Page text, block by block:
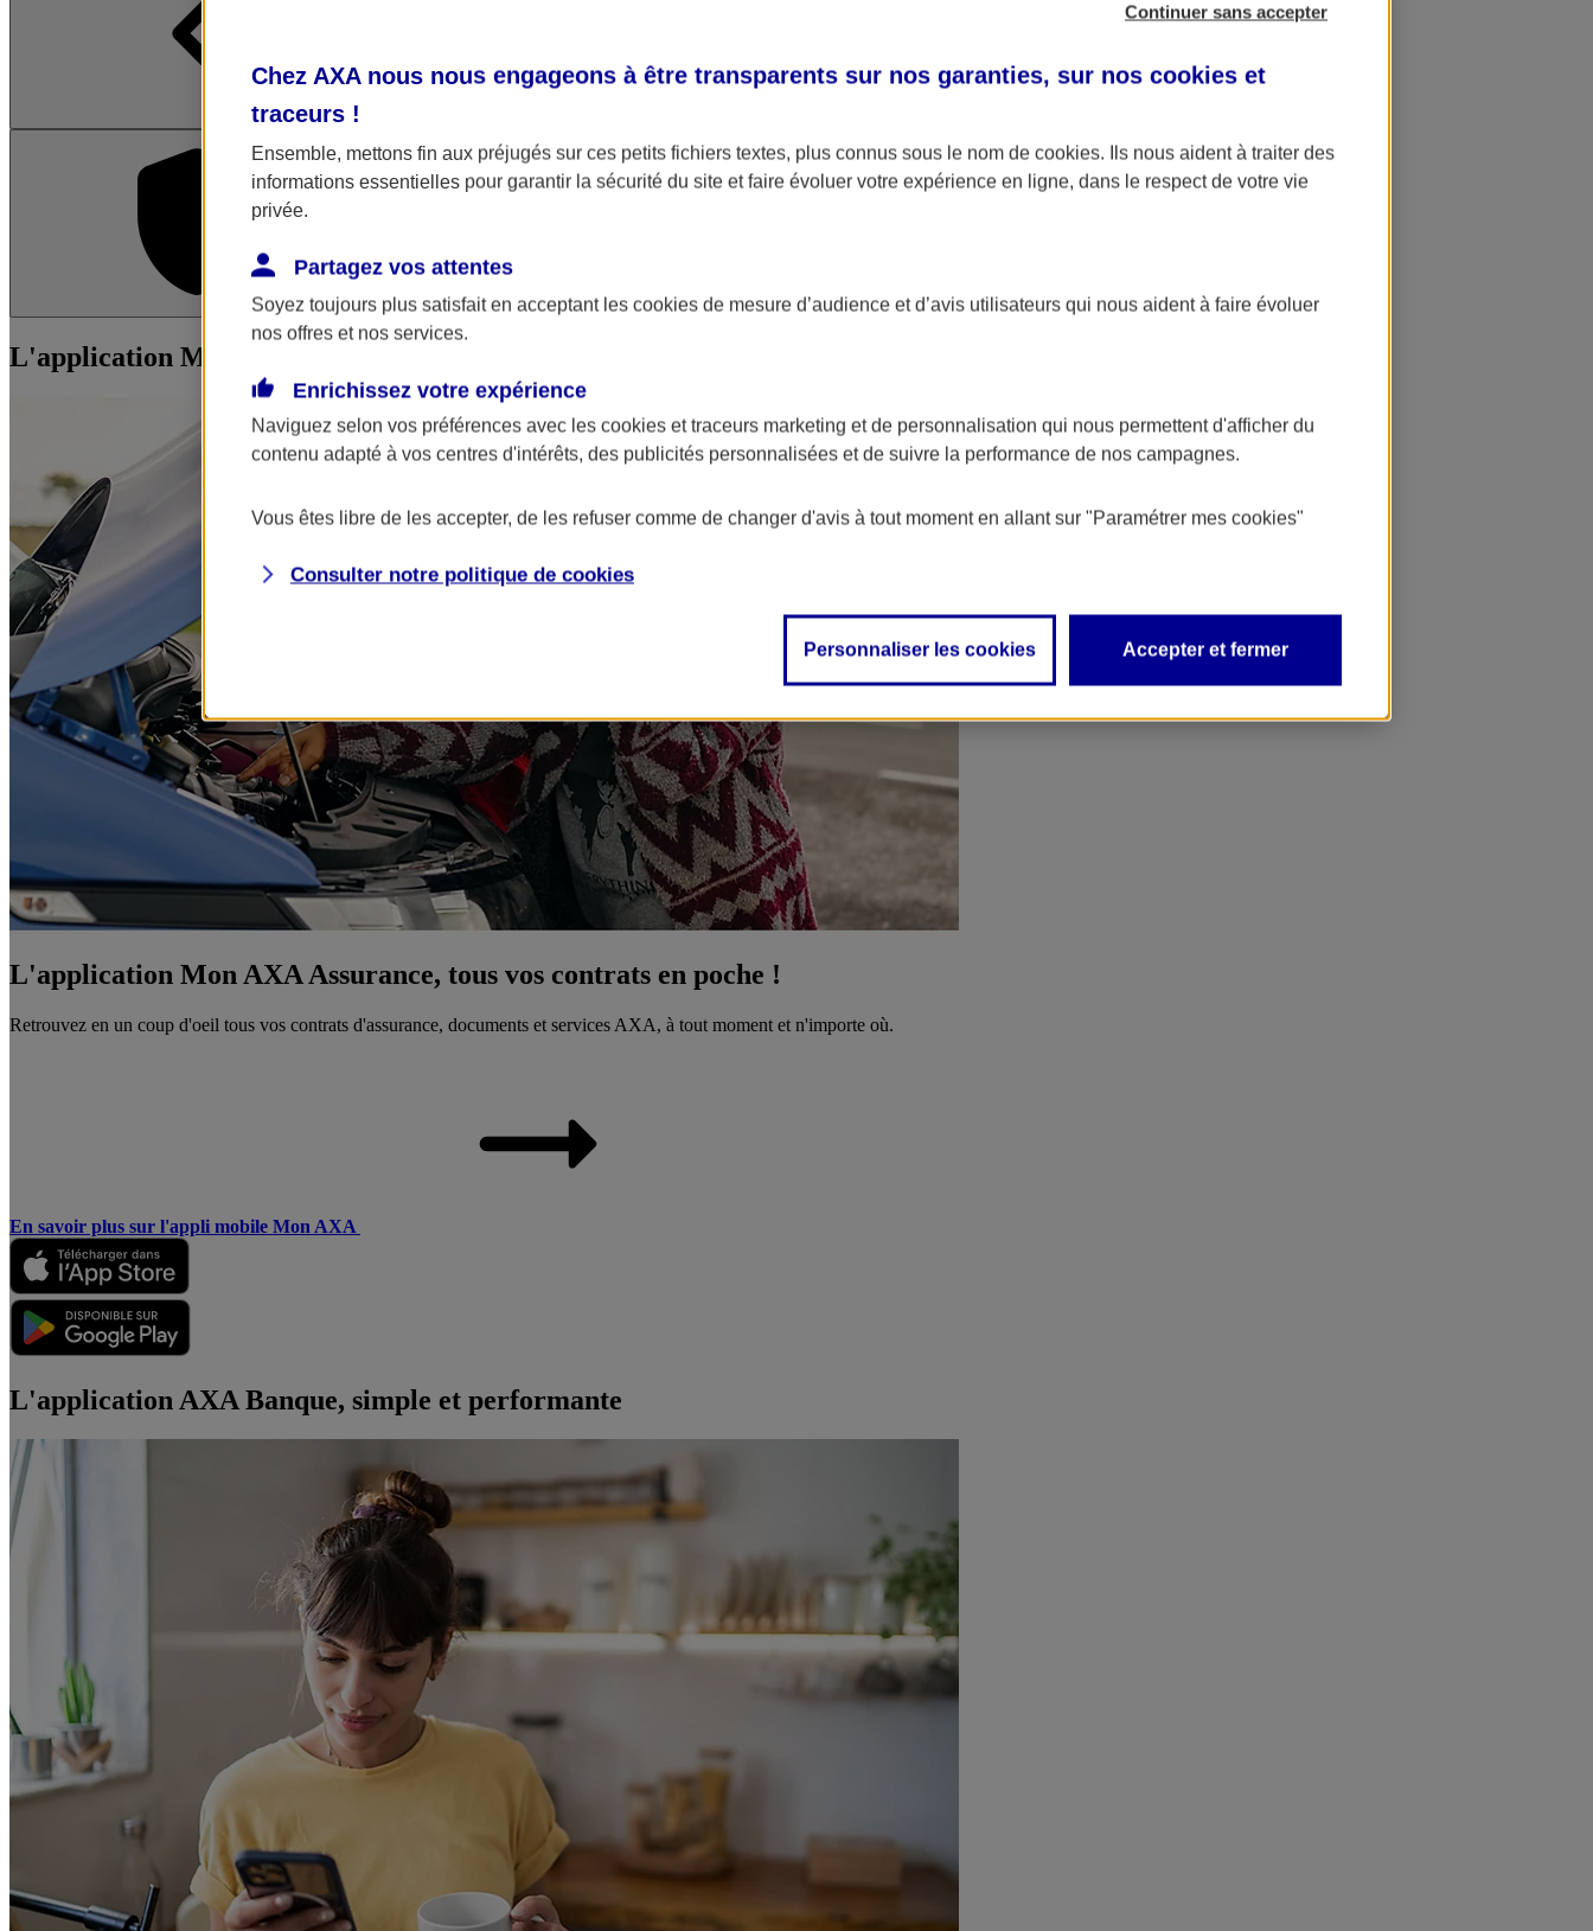
L'application Mon AXA Assurance L'application AXA Banque
L'application Mon AXA Assurance, tous vos contrats en poche !
L'application Mon AXA Assurance, tous vos contrats en poche !
Retrouvez en un coup d'oeil tous vos contrats d'assurance, documents et services AXA, à tout moment et n'importe où.
En savoir plus sur l'appli mobile Mon AXA
L'application AXA Banque, simple et performante
Continuer sans accepter
Chez AXA nous nous engageons à être transparents sur nos garanties, sur nos cookies et
traceurs !
Ensemble, mettons fin aux préjugés sur ces petits fichiers textes, plus connus sous le nom de cookies. Ils nous aident à traiter des
informations essentielles pour garantir la sécurité du site et faire évoluer votre expérience en ligne, dans le respect de votre vie
privée.
Partagez vos attentes
Soyez toujours plus satisfait en acceptant les cookies de mesure d’audience et d’avis utilisateurs qui nous aident à faire évoluer
nos offres et nos services.
Enrichissez votre expérience
Naviguez selon vos préférences avec les cookies et traceurs marketing et de personnalisation qui nous permettent d'afficher du
contenu adapté à vos centres d'intérêts, des publicités personnalisées et de suivre la performance de nos campagnes.
Vous êtes libre de les accepter, de les refuser comme de changer d'avis à tout moment en allant sur "Paramétrer mes cookies"
Consulter notre politique de cookies
Personnaliser les cookies Accepter et fermer